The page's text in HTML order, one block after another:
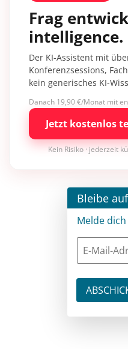
Frag
intelligence.
Der KI-Assistent mit
Konferenzsessions,
kein generisches KI-
Danach 19,90 €/Monat mit
Jetzt kostenlos
Kein Risiko · jederzeit
Bleibe
Melde